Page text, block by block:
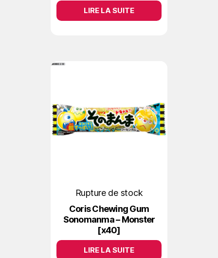
LIRE LA SUITE
Rupture de stock
Coris Chewing Gum
Sonomanma – Monster
[x40]
LIRE LA SUITE